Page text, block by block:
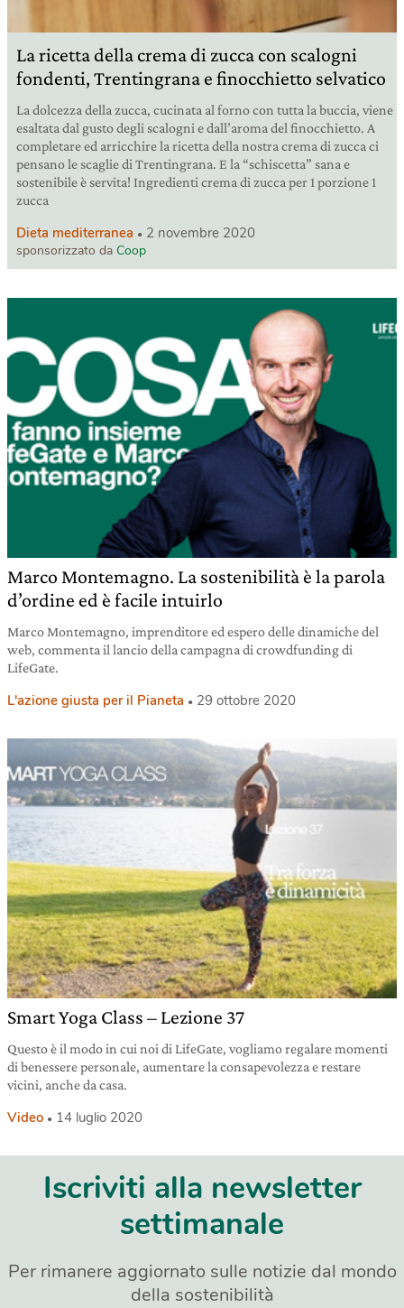
La ricetta della crema di zucca con scalogni
fondenti, Trentingrana e finocchietto selvatico
La dolcezza della zucca, cucinata al forno con tutta la buccia, viene
esaltata dal gusto degli scalogni e dall’aroma del finocchietto. A
completare ed arricchire la ricetta della nostra crema di zucca ci
pensano le scaglie di Trentingrana. E la “schiscetta” sana e
sostenibile è servita! Ingredienti crema di zucca per 1 porzione 1
zucca
Dieta mediterranea 2 novembre 2020
sponsorizzato da Coop
Marco Montemagno. La sostenibilità è la parola
d’ordine ed è facile intuirlo
Marco Montemagno, imprenditore ed espero delle dinamiche del
web, commenta il lancio della campagna di crowdfunding di
LifeGate.
L'azione giusta per il Pianeta 29 ottobre 2020
Smart Yoga Class – Lezione 37
Questo è il modo in cui noi di LifeGate, vogliamo regalare momenti
di benessere personale, aumentare la consapevolezza e restare
vicini, anche da casa.
Video 14 luglio 2020
Iscriviti alla newsletter
settimanale
Per rimanere aggiornato sulle notizie dal mondo
della sostenibilità